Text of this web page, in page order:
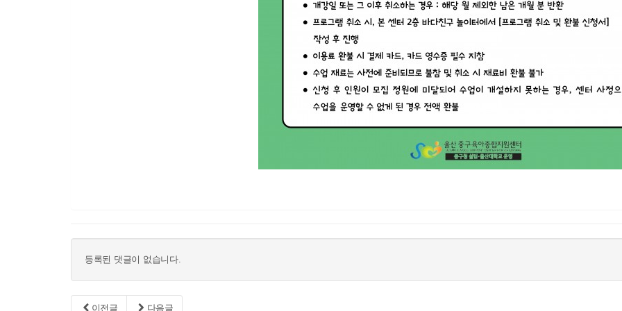
등록된 댓글이 없습니다.
이전글 다음글